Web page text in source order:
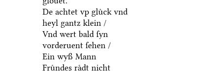
De achtet vp gluͤck vnd
heyl gantz klein /
Vnd wert bald ſyn
vorderuent ſehen /
Ein wyß Mann
Fruͤndes raͤdt nicht